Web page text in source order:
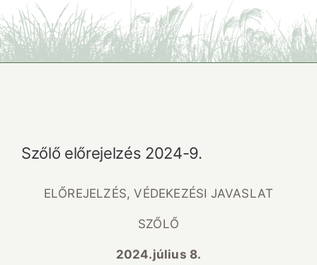
Szükséghelyzeti
Szőlő előrejelzés 2024-9.
ELŐREJELZÉS, VÉDEKEZÉSI JAVASLAT
SZŐLŐ
2024.július 8.